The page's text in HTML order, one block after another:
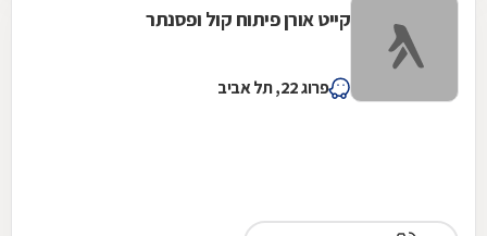
קייט אורן פיתוח קול ופסנתר
פרוג 22, תל אביב